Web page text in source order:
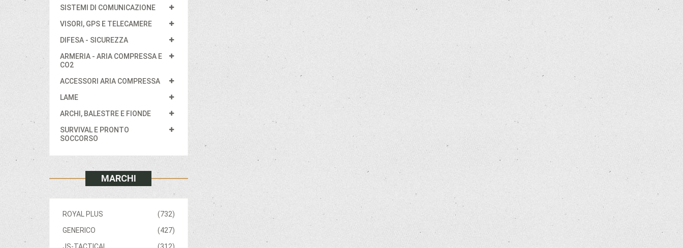
SISTEMI DI COMUNICAZIONE
VISORI, GPS E TELECAMERE
DIFESA - SICUREZZA
ARMERIA - ARIA COMPRESSA E
CO2
ACCESSORI ARIA COMPRESSA
LAME
ARCHI, BALESTRE E FIONDE
SURVIVAL E PRONTO
SOCCORSO
MARCHI
(732)
ROYAL PLUS
(427)
GENERICO